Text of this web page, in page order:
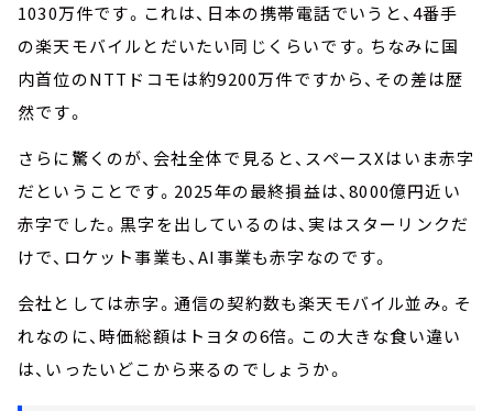
1030万件です。これは、日本の携帯電話でいうと、4番手
の楽天モバイルとだいたい同じくらいです。ちなみに国
内首位のNTTドコモは約9200万件ですから、その差は歴
然です。
さらに驚くのが、会社全体で見ると、スペースXはいま赤字
だということです。2025年の最終損益は、8000億円近い
赤字でした。黒字を出しているのは、実はスターリンクだ
けで、ロケット事業も、AI事業も赤字なのです。
会社としては赤字。通信の契約数も楽天モバイル並み。そ
れなのに、時価総額はトヨタの6倍。この大きな食い違い
は、いったいどこから来るのでしょうか。